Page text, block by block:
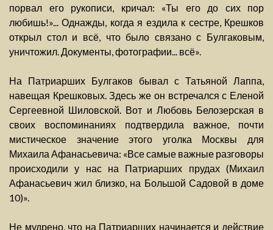
порвал его рукописи, кричал: «Ты его до сих пор
любишь!»... Однажды, когда я ездила к сестре, Крешков
открыл стол и всё, что было связано с Булгаковым,
уничтожил. Документы, фотографии... всё».
На Патриарших Булгаков бывал с Татьяной Лаппа,
навещая Крешковых. Здесь же он встречался с Еленой
Сергеевной Шиловской. Вот и Любовь Белозерская в
своих воспоминаниях подтвердила важное, почти
мистическое значение этого уголка Москвы для
Михаила Афанасьевича: «Все самые важные разговоры
происходили у нас на Патриарших прудах (Михаил
Афанасьевич жил близко, на Большой Садовой в доме
10)».
Не мудрено, что на Патриарших начинается и действие